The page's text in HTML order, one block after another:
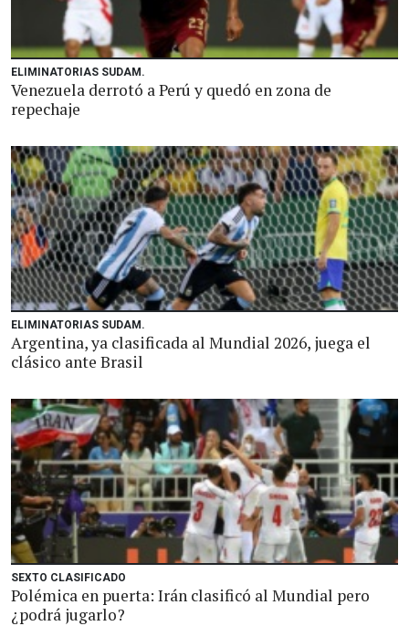
ELIMINATORIAS SUDAM.
Venezuela derrotó a Perú y quedó en zona de
repechaje
ELIMINATORIAS SUDAM.
Argentina, ya clasificada al Mundial 2026, juega el
clásico ante Brasil
SEXTO CLASIFICADO
Polémica en puerta: Irán clasificó al Mundial pero
¿podrá jugarlo?